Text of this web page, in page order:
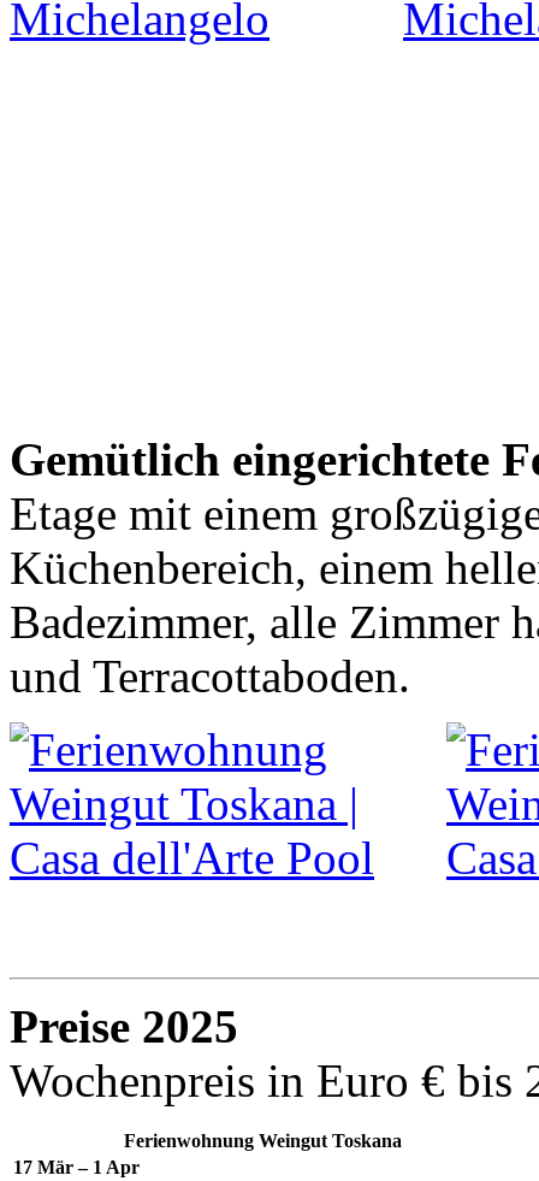
Gemütlich eingerichtete
Etage mit einem
Küchenbereich, einem
Badezimmer, alle Zimmer
und Terracottaboden.
Preise 2025
Wochenpreis in Euro € bis
Ferienwohnung Weingut Toskana
17 Mär – 1 Apr